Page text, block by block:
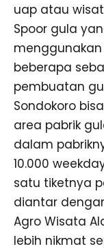
uap atau
Spoor gula
beberapa
pembuatan
Sondokoro
area pabrik
dalam
10.000
satu tiketnya
diantar
Agro Wisata
lebih nikmat